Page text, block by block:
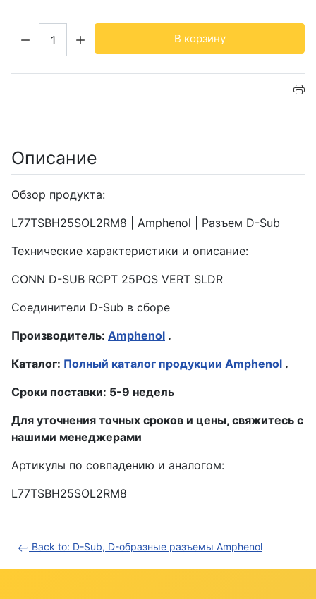
В корзину
Описание
Обзор продукта:
L77TSBH25SOL2RM8 | Amphenol | Разъем D-Sub
Технические характеристики и описание:
CONN D-SUB RCPT 25POS VERT SLDR
Соединители D-Sub в сборе
Производитель: Amphenol .
Каталог: Полный каталог продукции Amphenol .
Сроки поставки: 5-9 недель
Для уточнения точных сроков и цены, свяжитесь с
нашими менеджерами
Артикулы по совпадению и аналогом:
L77TSBH25SOL2RM8
Back to: D-Sub, D-образные разъемы Amphenol